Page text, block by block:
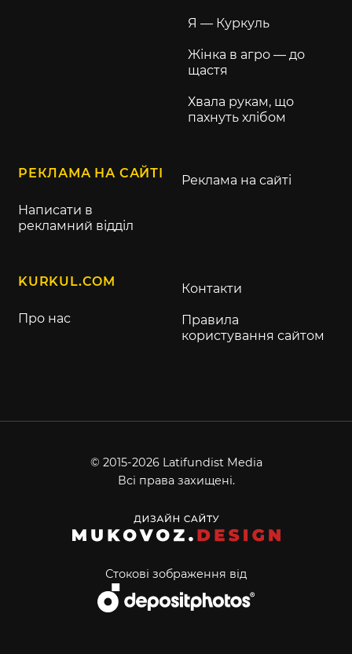
Я — Куркуль
Жінка в агро — до
щастя
Хвала рукам, що
пахнуть хлібом
РЕКЛАМА НА САЙТІ
Написати в
рекламний відділ
Реклама на сайті
KURKUL.COM
Про нас
Контакти
Правила
користування сайтом
© 2015-2026 Latifundist Media
Всі права захищені.
Стокові зображення від